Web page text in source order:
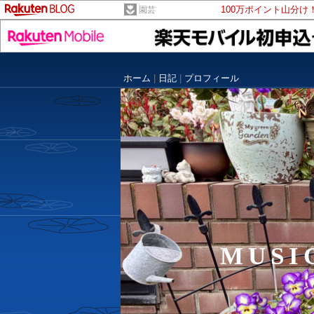
園芸 100万ポイント山分け
ホーム 日記 プロフィール